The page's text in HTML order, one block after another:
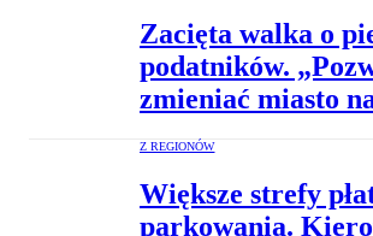
Zacięta walka o
podatników.
zmieniać miasto
Z REGIONÓW
Większe strefy
parkowania.